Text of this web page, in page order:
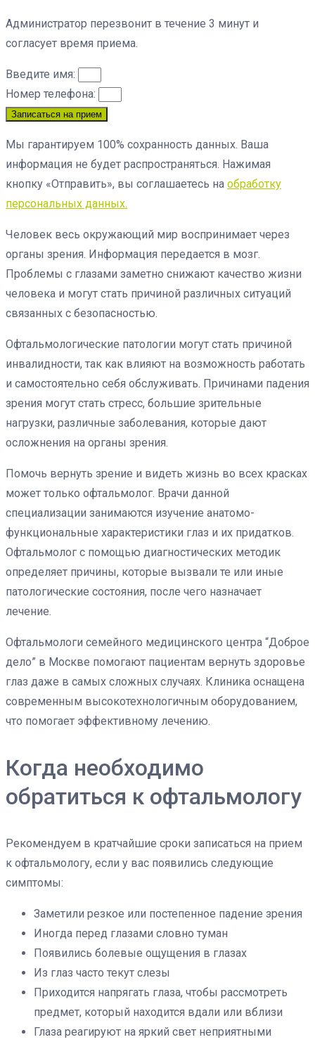
Администратор перезвонит в течение 3 минут и
согласует время приема.
Введите имя:
Номер телефона:
Записаться на прием
Мы гарантируем 100% сохранность данных. Ваша
информация не будет распространяться. Нажимая
кнопку «Отправить», вы соглашаетесь на обработку
персональных данных.
Человек весь окружающий мир воспринимает через
органы зрения. Информация передается в мозг.
Проблемы с глазами заметно снижают качество жизни
человека и могут стать причиной различных ситуаций
связанных с безопасностью.
Офтальмологические патологии могут стать причиной
инвалидности, так как влияют на возможность работать
и самостоятельно себя обслуживать. Причинами падения
зрения могут стать стресс, большие зрительные
нагрузки, различные заболевания, которые дают
осложнения на органы зрения.
Помочь вернуть зрение и видеть жизнь во всех красках
может только офтальмолог. Врачи данной
специализации занимаются изучение анатомо-
функциональные характеристики глаз и их придатков.
Офтальмолог с помощью диагностических методик
определяет причины, которые вызвали те или иные
патологические состояния, после чего назначает
лечение.
Офтальмологи семейного медицинского центра “Доброе
дело” в Москве помогают пациентам вернуть здоровье
глаз даже в самых сложных случаях. Клиника оснащена
современным высокотехнологичным оборудованием,
что помогает эффективному лечению.
Когда необходимо
обратиться к офтальмологу
Рекомендуем в кратчайшие сроки записаться на прием
к офтальмологу, если у вас появились следующие
симптомы:
Заметили резкое или постепенное падение зрения
Иногда перед глазами словно туман
Появились болевые ощущения в глазах
Из глаз часто текут слезы
Приходится напрягать глаза, чтобы рассмотреть
предмет, который находится вдали или вблизи
Глаза реагируют на яркий свет неприятными